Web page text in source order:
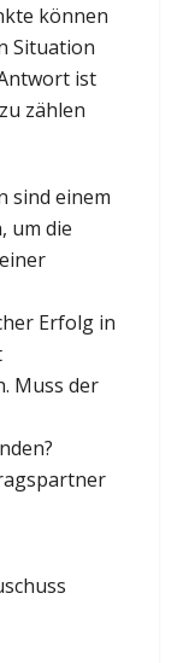
können
Situation
ist
zählen
sind einem
um die
Erfolg in
Muss der